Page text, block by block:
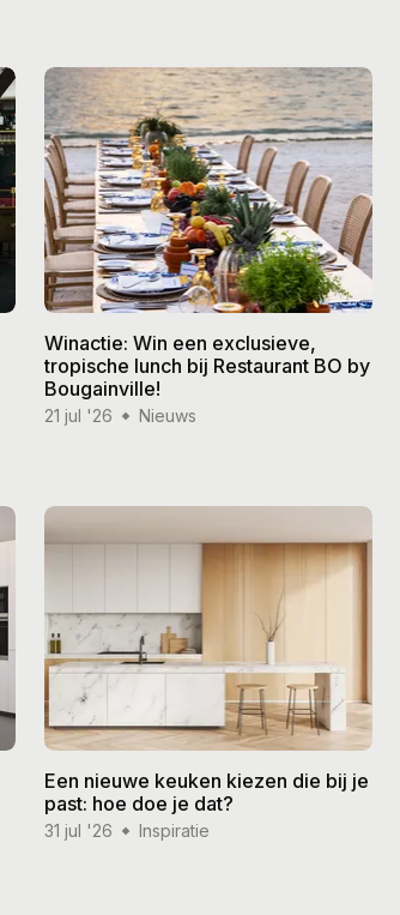
Winactie: Win een exclusieve,
tropische lunch bij Restaurant BO by
Bougainville!
21 jul '26 Nieuws
Een nieuwe keuken kiezen die bij je
past: hoe doe je dat?
31 jul '26 Inspiratie